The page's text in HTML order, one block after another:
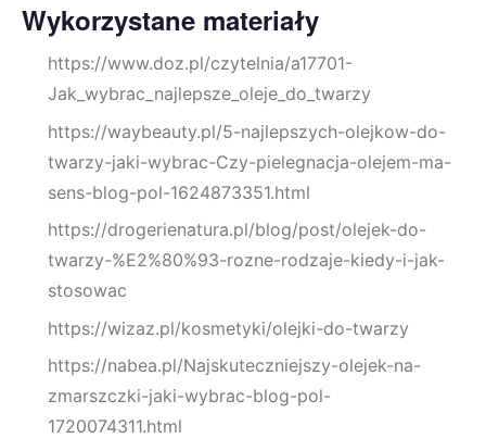
Wykorzystane materiały
https://www.doz.pl/czytelnia/a17701-
Jak_wybrac_najlepsze_oleje_do_twarzy
https://waybeauty.pl/5-najlepszych-olejkow-do-
twarzy-jaki-wybrac-Czy-pielegnacja-olejem-ma-
sens-blog-pol-1624873351.html
https://drogerienatura.pl/blog/post/olejek-do-
twarzy-%E2%80%93-rozne-rodzaje-kiedy-i-jak-
stosowac
https://wizaz.pl/kosmetyki/olejki-do-twarzy
https://nabea.pl/Najskuteczniejszy-olejek-na-
zmarszczki-jaki-wybrac-blog-pol-
1720074311.html